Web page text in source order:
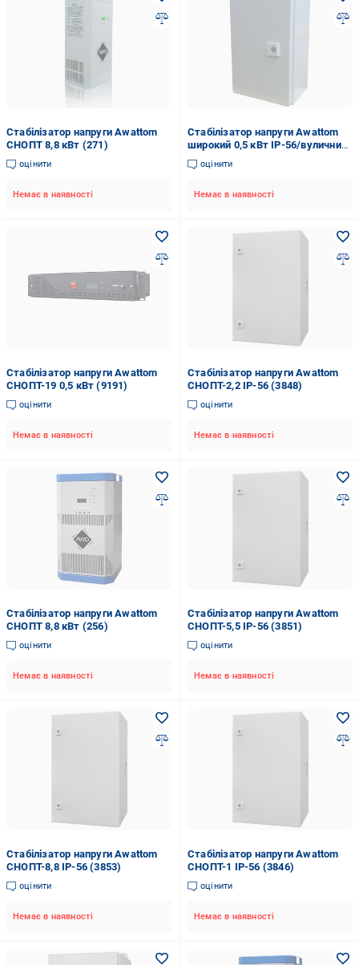
Стабілізатор напруги Awattom
СНОПТ 8,8 кВт (271)
оцінити
Немає в наявності
Стабілізатор напруги Awattom
широкий 0,5 кВт IP-56/вуличний
(19581)
оцінити
Немає в наявності
Стабілізатор напруги Awattom
СНОПТ-19 0,5 кВт (9191)
оцінити
Немає в наявності
Стабілізатор напруги Awattom
СНОПТ-2,2 IP-56 (3848)
оцінити
Немає в наявності
Стабілізатор напруги Awattom
СНОПТ 8,8 кВт (256)
оцінити
Немає в наявності
Стабілізатор напруги Awattom
СНОПТ-5,5 IP-56 (3851)
оцінити
Немає в наявності
Стабілізатор напруги Awattom
СНОПТ-8,8 IP-56 (3853)
оцінити
Немає в наявності
Стабілізатор напруги Awattom
СНОПТ-1 IP-56 (3846)
оцінити
Немає в наявності